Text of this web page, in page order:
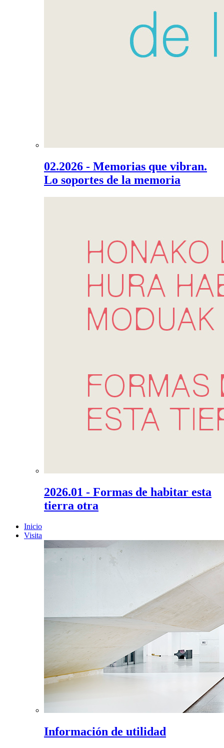
02.2026 - Memorias que vibran.
Lo soportes de la memoria
2026.01 - Formas de habitar esta
tierra otra
Inicio
Visita
Información de utilidad